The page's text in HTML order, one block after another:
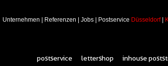
Unternehmen
Referenzen Jobs Postservice Düsseldorf|
postservice lettershop inhouse